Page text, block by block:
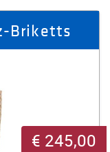
Briketts
€ 245,00